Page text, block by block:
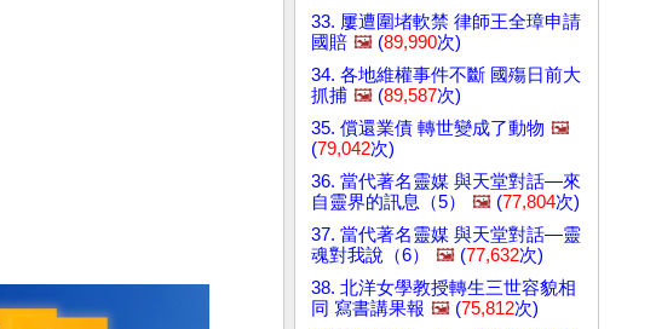
33. 屢遭圍堵軟禁 律師王全璋申請
國賠 🖼️ (89,990次)
34. 各地維權事件不斷 國殤日前大
抓捕 🖼️ (89,587次)
35. 償還業債 轉世變成了動物 🖼️
(79,042次)
36. 當代著名靈媒 與天堂對話—來
自靈界的訊息（5）
🖼️ (77,804次)
37. 當代著名靈媒 與天堂對話—靈
魂對我說（6）
🖼️ (77,632次)
38. 北洋女學教授轉生三世容貌相
同 寫書講果報 🖼️ (75,812次)